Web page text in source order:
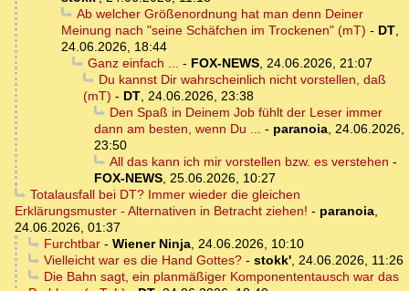
Ab welcher Größenordnung hat man denn Deiner
Meinung nach "seine Schäfchen im Trockenen" (mT) - DT,
24.06.2026, 18:44
Ganz einfach ... - FOX-NEWS, 24.06.2026, 21:07
Du kannst Dir wahrscheinlich nicht vorstellen, daß
(mT) - DT, 24.06.2026, 23:38
Den Spaß in Deinem Job fühlt der Leser immer
dann am besten, wenn Du ... - paranoia, 24.06.2026,
23:50
All das kann ich mir vorstellen bzw. es verstehen -
FOX-NEWS, 25.06.2026, 10:27
Totalausfall bei DT? Immer wieder die gleichen
Erklärungsmuster - Alternativen in Betracht ziehen! - paranoia,
24.06.2026, 01:37
Furchtbar- Wiener Ninja, 24.06.2026, 10:10
Vielleicht war es die Hand Gottes?- stokk', 24.06.2026, 11:26
Die Bahn sagt, ein planmäßiger Komponententausch war das